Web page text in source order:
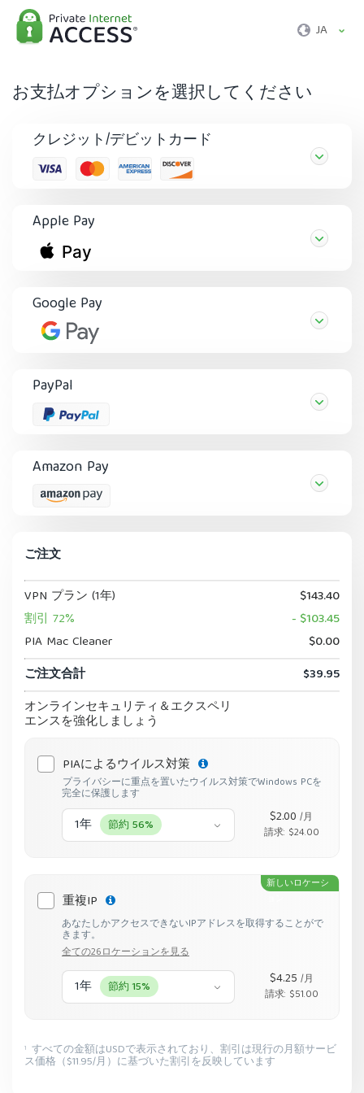
JA
お支払オプションを選択してください
クレジット/デビットカード
Apple Pay
Google Pay
PayPal
Amazon Pay
ご注文
VPN プラン (1年)
$143.40
割引 72%
- $103.45
PIA Mac Cleaner
$0.00
ご注文合計
$39.95
オンラインセキュリティ＆エクスペリ
エンスを強化しましょう
PIAによるウイルス対策
プライバシーに重点を置いたウイルス対策でWindows PCを
完全に保護します
1年 節約 56% $2.00/月
請求: $24.00
新しいロケーシ
重複IP
あなたしかアクセスできないIPアドレスを取得することがで
きます。
全ての26ロケーションを見る
1年 節約 15% $4.25 /月
請求: $51.00
1 すべての金額はUSDで表示されており、割引は現行の月額サービ
ス価格（$11.95/月）に基づいた割引を反映しています